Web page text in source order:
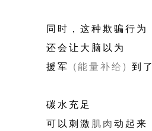
同时，这种欺骗行为
还会让大脑以为
援军 (能量补给) 到了
碳水充足
可以刺激 肌肉动起来